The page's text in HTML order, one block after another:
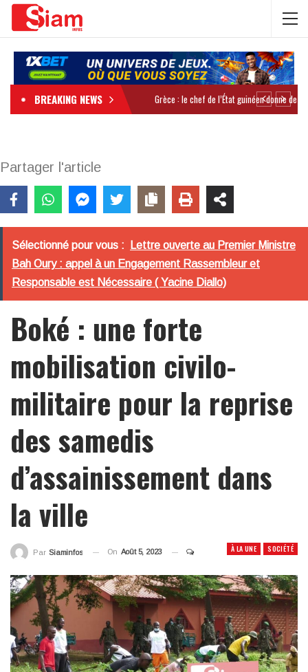
BREAKING NEWS
Partager l'article
Sélectionné pour vous :
Lettre ouverte au Premier Ministre
Bah Oury : appel à un Engagement Rassembleur et
Responsable est Nécessaire ( Yacine Diallo)
Boké : une forte
mobilisation civilo-
militaire pour la reprise
des samedis
d’assainissement dans
la ville
À LA UNE SOCIÉTÉ
Par Siaminfos On Août 5, 2023